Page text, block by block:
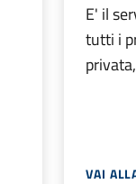
E' il
tutti i
VAI